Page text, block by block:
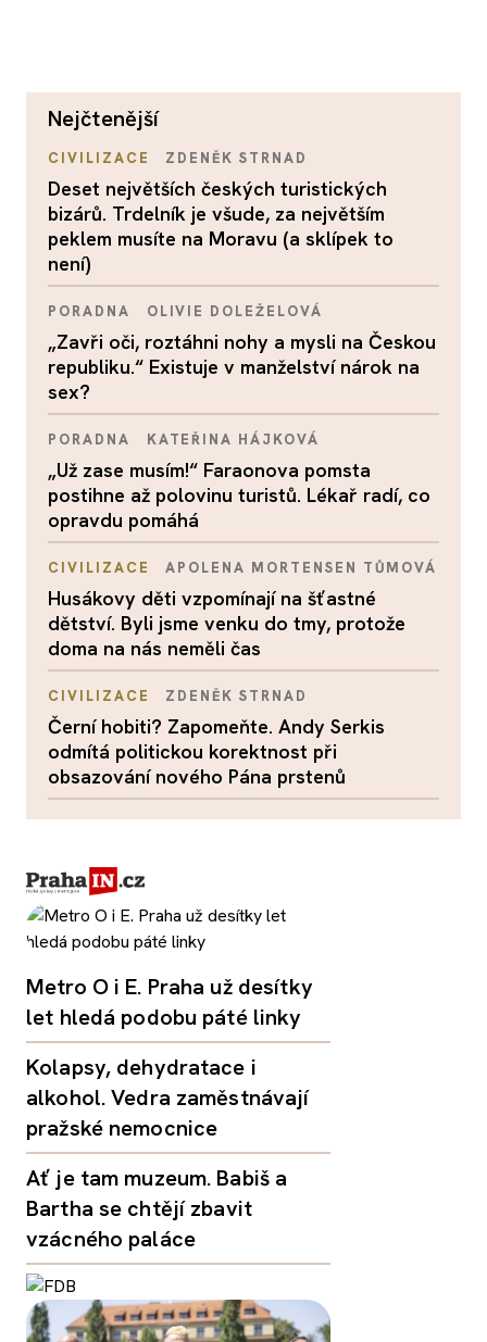
nejčtenější
CIVILIZACE ZDENĚK STRNAD
Deset největších českých turistických
bizárů. Trdelník je všude, za největším
peklem musíte na Moravu (a sklípek to
není)
PORADNA OLIVIE DOLEŽELOVÁ
„Zavři oči, roztáhni nohy a mysli na Českou
republiku.“ Existuje v manželství nárok na
sex?
PORADNA KATEŘINA HÁJKOVÁ
„Už zase musím!“ Faraonova pomsta
postihne až polovinu turistů. Lékař radí, co
opravdu pomáhá
CIVILIZACE APOLENA MORTENSEN TŮMOVÁ
Husákovy děti vzpomínají na šťastné
dětství. Byli jsme venku do tmy, protože
doma na nás neměli čas
CIVILIZACE ZDENĚK STRNAD
Černí hobiti? Zapomeňte. Andy Serkis
odmítá politickou korektnost při
obsazování nového Pána prstenů
Metro O i E. Praha už desítky
let hledá podobu páté linky
Kolapsy, dehydratace i
alkohol. Vedra zaměstnávají
pražské nemocnice
Ať je tam muzeum. Babiš a
Bartha se chtějí zbavit
vzácného paláce